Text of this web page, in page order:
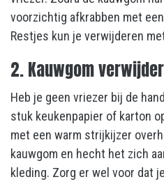
voorzichtig afkrabben met
Restjes kun je verwijderen
2. Kauwgom
Heb je geen vriezer bij de
stuk keukenpapier of karton
met een warm strijkijzer
kauwgom en hecht het zich
kleding. Zorg er wel voor dat